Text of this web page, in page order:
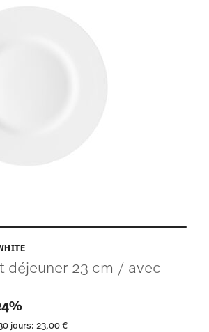
déjeuner 23 cm / avec
from
jours:23,00 €